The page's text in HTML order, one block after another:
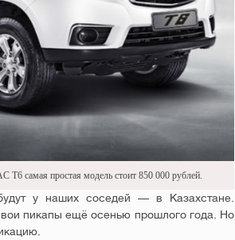
T6 самая простая модель стоит 850 000 рублей.
у наших соседей — в Казахстане.
пикапы ещё осенью прошлого года. Но